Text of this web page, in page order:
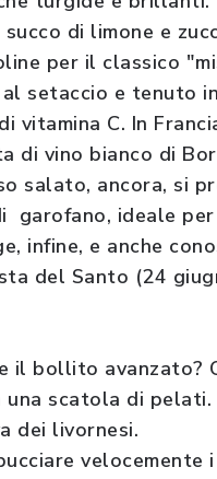
di limone e
per il classico
setaccio e tenuto
vitamina C. In
di vino bianco di
salato, ancora, si
garofano, ideale
infine, e anche
del Santo (24
il bollito
una scatola di
dei livornesi.